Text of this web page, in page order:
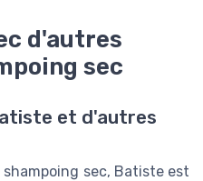
d'autres
sec
et d'autres
sec, Batiste est